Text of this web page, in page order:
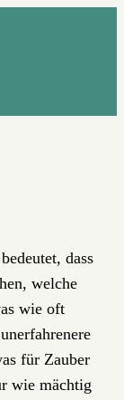
dass
welche
wie oft
für Zauber
wie mächtig